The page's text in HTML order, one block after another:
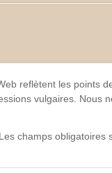
reflètent les points
vulgaires. Nous
champs obligatoires